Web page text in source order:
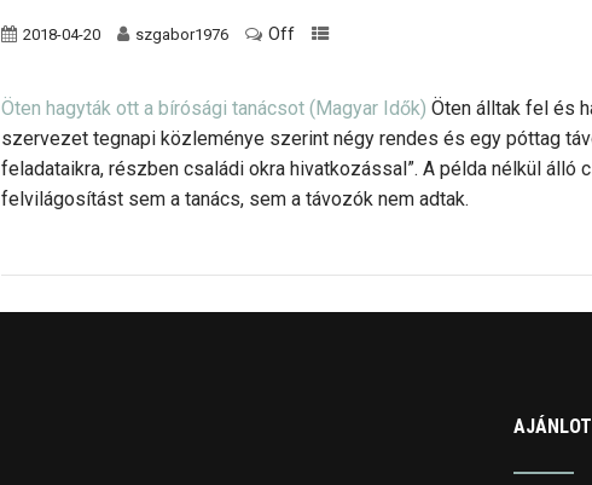
2018-04-20 szgabor1976 Off
Öten hagyták ott a bírósági tanácsot (Magyar Idők) Öten álltak fel és
szervezet tegnapi közleménye szerint négy rendes és egy póttag
feladataikra, részben családi okra hivatkozással”. A példa nélkül
felvilágosítást sem a tanács, sem a távozók nem adtak.